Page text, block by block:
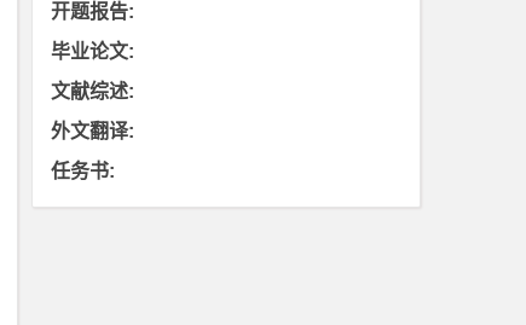
开题报告:
毕业论文:
文献综述:
外文翻译:
任务书: